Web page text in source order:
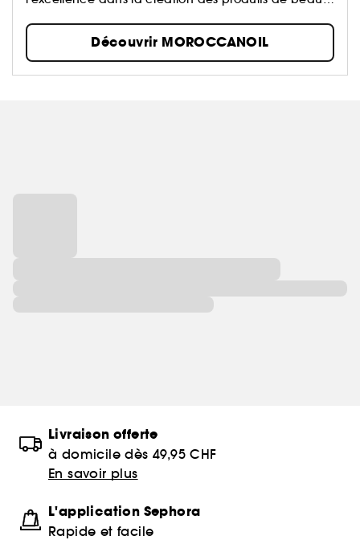
érigée au rang d’icône : Moroccanoil.
Découvrir MOROCCANOIL
Livraison offerte
à domicile dès 49,95 CHF
En savoir plus
L'application Sephora
Rapide et facile